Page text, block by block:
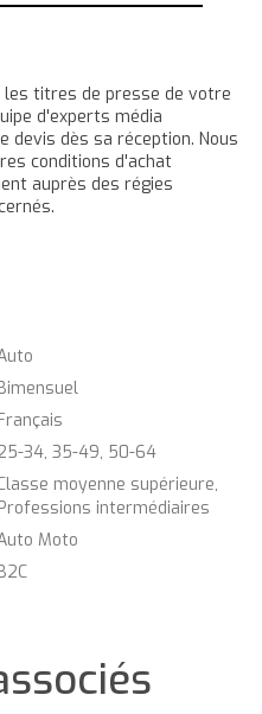
titres de presse de votre
d'experts média
dès sa réception. Nous
conditions d'achat
auprès des régies
34, 35-49, 50-64
moyenne supérieure,
intermédiaires
Moto